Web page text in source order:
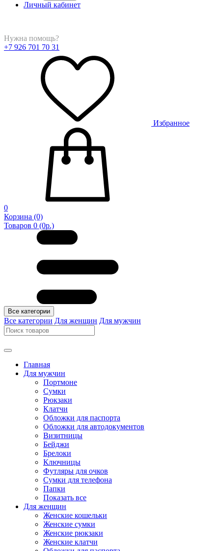
Личный кабинет
Нужна помощь?
+7 926 701 70 31
Избранное
0
Корзина (0)
Товаров 0 (0р.)
Все категории
Все категории Для женщин Для мужчин
Главная
Для мужчин
Портмоне
Сумки
Рюкзаки
Клатчи
Обложки для паспорта
Обложки для автодокументов
Визитницы
Бейджи
Брелоки
Ключницы
Футляры для очков
Сумки для телефона
Папки
Показать все
Для женщин
Женские кошельки
Женские сумки
Женские рюкзаки
Женские клатчи